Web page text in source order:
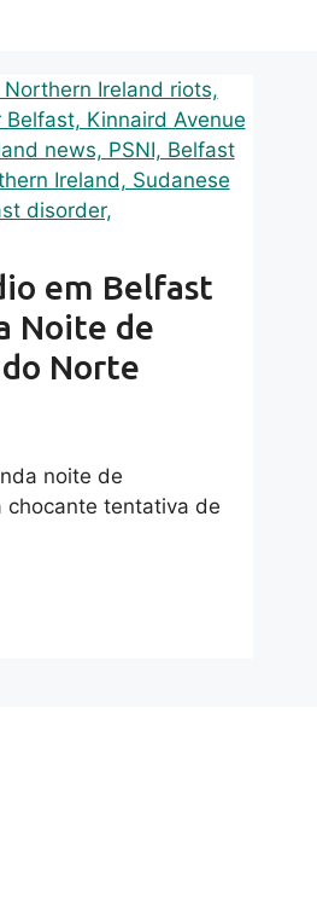
em Belfast
Noite de
Norte
noite de
chocante tentativa de